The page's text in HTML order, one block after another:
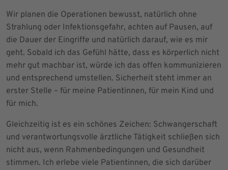
Wir planen die Operationen bewusst, natürlich ohne
Strahlung oder Infektionsgefahr, achten auf Pausen, auf
die Dauer der Eingriffe und natürlich darauf, wie es mir
geht. Sobald ich das Gefühl hätte, dass es körperlich nicht
mehr gut machbar ist, würde ich das offen kommunizieren
und entsprechend umstellen. Sicherheit steht immer an
erster Stelle – für meine Patientinnen, für mein Kind und
für mich.
Gleichzeitig ist es ein schönes Zeichen: Schwangerschaft
und verantwortungsvolle ärztliche Tätigkeit schließen sich
nicht aus, wenn Rahmenbedingungen und Gesundheit
stimmen. Ich erlebe viele Patientinnen, die sich darüber